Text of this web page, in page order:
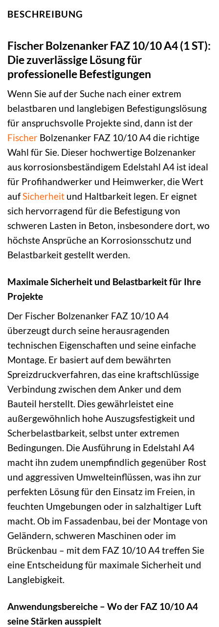
BESCHREIBUNG
Fischer Bolzenanker FAZ 10/10 A4 (1 ST):
Die zuverlässige Lösung für
professionelle Befestigungen
Wenn Sie auf der Suche nach einer extrem
belastbaren und langlebigen Befestigungslösung
für anspruchsvolle Projekte sind, dann ist der
Fischer Bolzenanker FAZ 10/10 A4 die richtige
Wahl für Sie. Dieser hochwertige Bolzenanker
aus korrosionsbeständigem Edelstahl A4 ist ideal
für Profihandwerker und Heimwerker, die Wert
aufSicherheit und Haltbarkeit legen. Er eignet
sich hervorragend für die Befestigung von
schweren Lasten in Beton, insbesondere dort, wo
höchste Ansprüche an Korrosionsschutz und
Belastbarkeit gestellt werden.
Maximale Sicherheit und Belastbarkeit für Ihre
Projekte
Der Fischer Bolzenanker FAZ 10/10 A4
überzeugt durch seine herausragenden
technischen Eigenschaften und seine einfache
Montage. Er basiert auf dem bewährten
Spreizdruckverfahren, das eine kraftschlüssige
Verbindung zwischen dem Anker und dem
Bauteil herstellt. Dies gewährleistet eine
außergewöhnlich hohe Auszugsfestigkeit und
Scherbelastbarkeit, selbst unter extremen
Bedingungen. Die Ausführung in Edelstahl A4
macht ihn zudem unempfindlich gegenüber Rost
und aggressiven Umwelteinflüssen, was ihn zur
perfekten Lösung für den Einsatz im Freien, in
feuchten Umgebungen oder in salzhaltiger Luft
macht. Ob im Fassadenbau, bei der Montage von
Geländern, schweren Maschinen oder im
Brückenbau – mit dem FAZ 10/10 A4 treffen Sie
eine Entscheidung für maximale Sicherheit und
Langlebigkeit.
Anwendungsbereiche – Wo der FAZ 10/10 A4
seine Stärken ausspielt